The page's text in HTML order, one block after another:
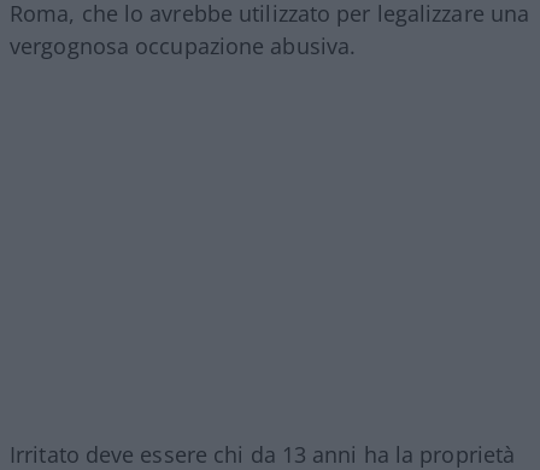
Roma, che lo avrebbe utilizzato per legalizzare una
vergognosa occupazione abusiva.
Irritato deve essere chi da 13 anni ha la proprietà